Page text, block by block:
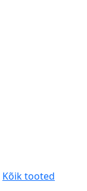
Kõik tooted